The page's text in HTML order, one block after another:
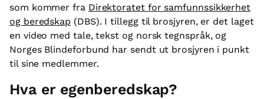
som kommer fra Direktoratet for samfunnssikkerhet
og beredskap (DBS). I tillegg til brosjyren, er det laget
en video med tale, tekst og norsk tegnspråk, og
Norges Blindeforbund har sendt ut brosjyren i punkt
til sine medlemmer.
Hva er egenberedskap?